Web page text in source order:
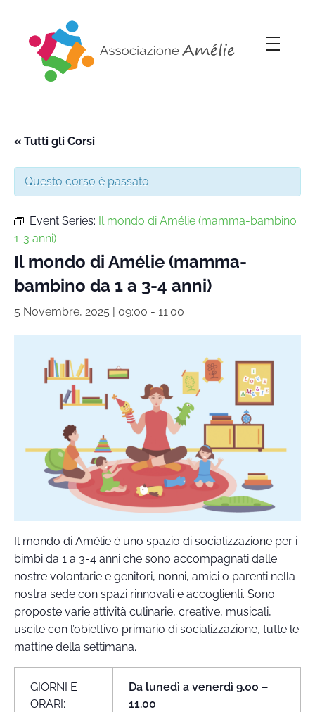
« Tutti gli Corsi
Questo corso è passato.
Event Series: Il mondo di Amélie (mamma-bambino
1-3 anni)
Il mondo di Amélie (mamma-
bambino da 1 a 3-4 anni)
5 Novembre, 2025 | 09:00 - 11:00
Il mondo di Amélie è uno spazio di socializzazione per i
bimbi da 1 a 3-4 anni che sono accompagnati dalle
nostre volontarie e genitori, nonni, amici o parenti nella
nostra sede con spazi rinnovati e accoglienti. Sono
proposte varie attività culinarie, creative, musicali,
uscite con l’obiettivo primario di socializzazione, tutte le
mattine della settimana.
GIORNI E
ORARI:
Da lunedì a venerdì 9.00 –
11.00